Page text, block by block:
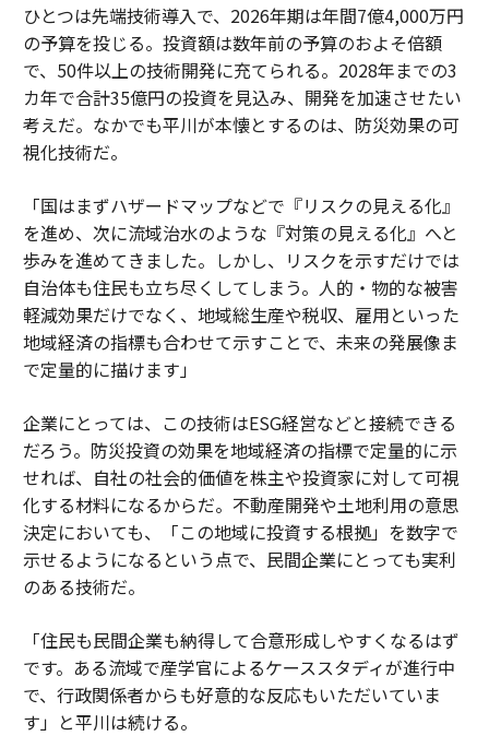
ひとつは先端技術導入で、2026年期は年間7億4,000万円
の予算を投じる。投資額は数年前の予算のおよそ倍額
で、50件以上の技術開発に充てられる。2028年までの3
カ年で合計35億円の投資を見込み、開発を加速させたい
考えだ。なかでも平川が本懐とするのは、防災効果の可
視化技術だ。
「国はまずハザードマップなどで『リスクの見える化』
を進め、次に流域治水のような『対策の見える化』へと
歩みを進めてきました。しかし、リスクを示すだけでは
自治体も住民も立ち尽くしてしまう。人的・物的な被害
軽減効果だけでなく、地域総生産や税収、雇用といった
地域経済の指標も合わせて示すことで、未来の発展像ま
で定量的に描けます」
企業にとっては、この技術はESG経営などと接続できる
だろう。防災投資の効果を地域経済の指標で定量的に示
せれば、自社の社会的価値を株主や投資家に対して可視
化する材料になるからだ。不動産開発や土地利用の意思
決定においても、「この地域に投資する根拠」を数字で
示せるようになるという点で、民間企業にとっても実利
のある技術だ。
「住民も民間企業も納得して合意形成しやすくなるはず
です。ある流域で産学官によるケーススタディが進行中
で、行政関係者からも好意的な反応もいただいていま
す」と平川は続ける。